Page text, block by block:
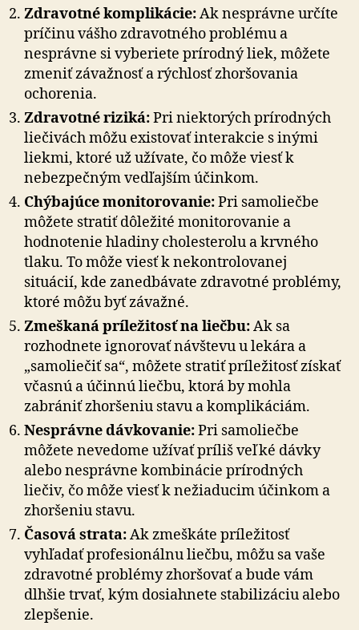
Zdravotné komplikácie:Ak nesprávne určíte
príčinu vášho zdravotného problému a
nesprávne si vyberiete prírodný liek, môžete
zmeniť závažnosť a rýchlosť zhoršovania
ochorenia.
Zdravotné riziká:Pri niektorých prírodných
liečivách môžu existovať interakcie s inými
liekmi, ktoré už užívate, čo môže viesť k
nebezpečným vedľajším účinkom.
Chýbajúce monitorovanie:Pri samoliečbe
môžete stratiť dôležité monitorovanie a
hodnotenie hladiny cholesterolu a krvného
tlaku. To môže viesť k nekontrolovanej
situácií, kde zanedbávate zdravotné problémy,
ktoré môžu byť závažné.
Zmeškaná príležitosť na liečbu:Ak sa
rozhodnete ignorovať návštevu u lekára a
„samoliečiť sa“, môžete stratiť príležitosť získať
včasnú a účinnú liečbu, ktorá by mohla
zabrániť zhoršeniu stavu a komplikáciám.
Nesprávne dávkovanie:Pri samoliečbe
môžete nevedome užívať príliš veľké dávky
alebo nesprávne kombinácie prírodných
liečiv, čo môže viesť k nežiaducim účinkom a
zhoršeniu stavu.
Časová strata:Ak zmeškáte príležitosť
vyhľadať profesionálnu liečbu, môžu sa vaše
zdravotné problémy zhoršovať a bude vám
dlhšie trvať, kým dosiahnete stabilizáciu alebo
zlepšenie.